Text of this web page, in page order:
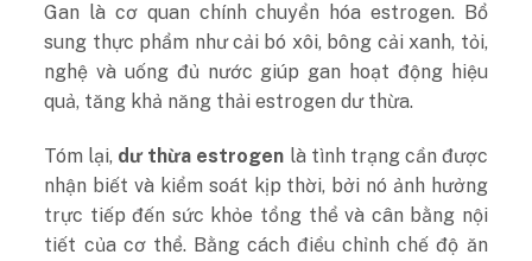
Gan là cơ quan chính chuyển hóa estrogen. Bổ
sung thực phẩm như cải bó xôi, bông cải xanh, tỏi,
nghệ và uống đủ nước giúp gan hoạt động hiệu
quả, tăng khả năng thải estrogen dư thừa.
Tóm lại, dư thừa estrogen là tình trạng cần được
nhận biết và kiểm soát kịp thời, bởi nó ảnh hưởng
trực tiếp đến sức khỏe tổng thể và cân bằng nội
tiết của cơ thể. Bằng cách điều chỉnh chế độ ăn